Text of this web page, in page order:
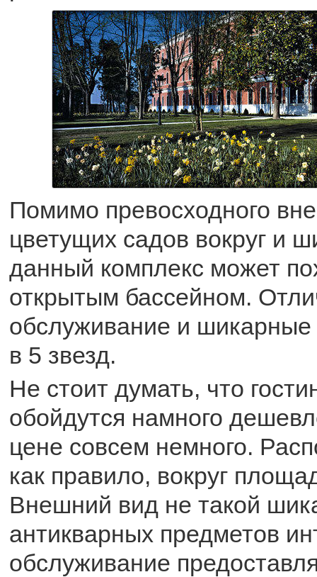
Помимо превосходного
цветущих садов вокруг и
данный комплекс может
открытым бассейном.
обслуживание и
в 5 звезд.
Не стоит думать, что
обойдутся намного
цене совсем немного.
как правило, вокруг
Внешний вид не такой
антикварных предметов
обслуживание